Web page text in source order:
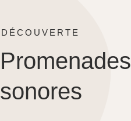
DÉCOUVERTE
Promenades
sonores